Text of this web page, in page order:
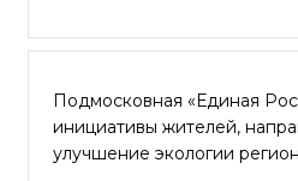
Подмосковная «Единая
инициативы жителей,
улучшение экологии